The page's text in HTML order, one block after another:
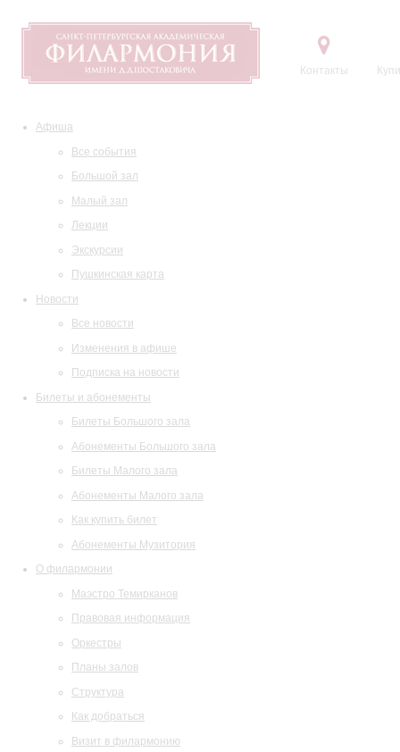
Контакты
Афиша
Все события
Большой зал
Малый зал
Лекции
Экскурсии
Пушкинская карта
Новости
Все новости
Изменения в афише
Подписка на новости
Билеты и абонементы
Билеты Большого зала
Абонементы Большого зала
Билеты Малого зала
Абонементы Малого зала
Как купить билет
Абонементы Музитория
О филармонии
Маэстро Темирканов
Правовая информация
Оркестры
Планы залов
Структура
Как добраться
Визит в филармонию